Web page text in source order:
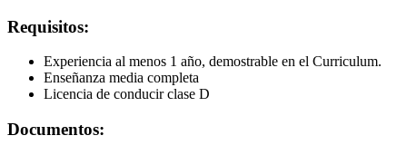
Requisitos:
Experiencia al menos 1 año, demostrable en el Curriculum.
Enseñanza media completa
Licencia de conducir clase D
Documentos: